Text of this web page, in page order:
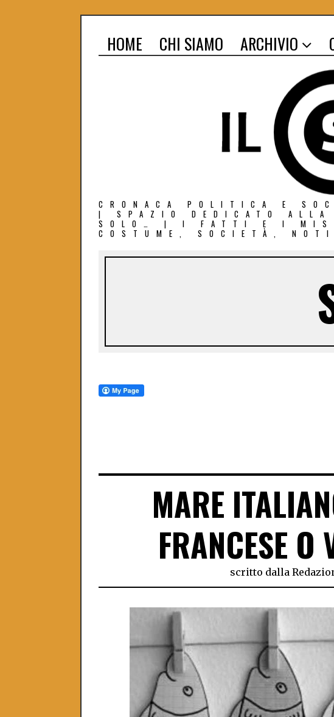
HOME CHI SIAMO ARCHIVIO
CRONACA POLITICA E
| SPAZIO DEDICATO
SOLO… | I FATTI E I
COSTUME, SOCIETÀ,
MARE
FRANCESE O
scritto dalla